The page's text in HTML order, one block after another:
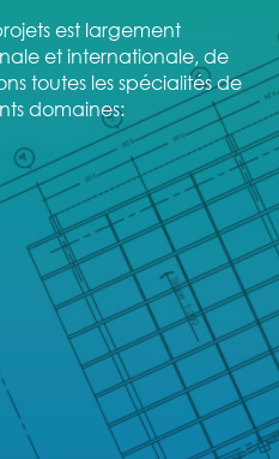
est largement
et internationale, de
toutes les spécialités de
domaines: